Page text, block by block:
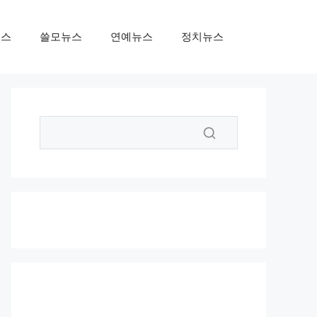
쓸모뉴스 연예뉴스 정치뉴스